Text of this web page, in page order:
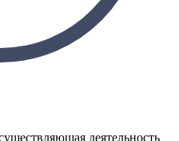
деятельность